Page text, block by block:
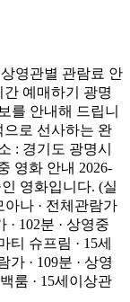
영관별 관람료 안
예매하기 광명
를 안내해 드립니
으로 선사하는 완
: 경기도 광명시
영화 안내 2026-
영화입니다. (실
나 · 전체관람가
· 102분 · 상영중
티 슈프림 · 15세
가 · 109분 · 상영
룸 · 15세이상관